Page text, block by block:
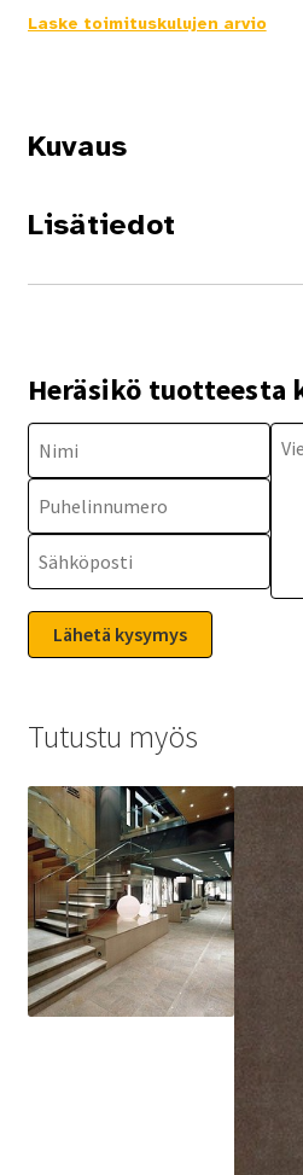
Laske toimituskulujen arvio
Kuvaus
Lisätiedot
Heräsikö tuotteesta
Tutustu myös